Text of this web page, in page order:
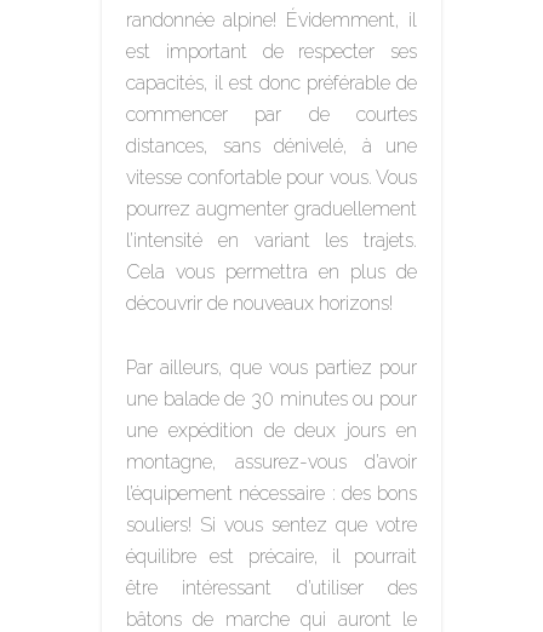
randonnée alpine! Évidemment, il
est important de respecter ses
capacités, il est donc préférable de
commencer par de courtes
distances, sans dénivelé, à une
vitesse confortable pour vous. Vous
pourrez augmenter graduellement
l’intensité en variant les trajets.
Cela vous permettra en plus de
découvrir de nouveaux horizons!
Par ailleurs, que vous partiez pour
une balade de 30 minutes ou pour
une expédition de deux jours en
montagne, assurez-vous d’avoir
l’équipement nécessaire : des bons
souliers! Si vous sentez que votre
équilibre est précaire, il pourrait
être intéressant d’utiliser des
bâtons de marche qui auront le